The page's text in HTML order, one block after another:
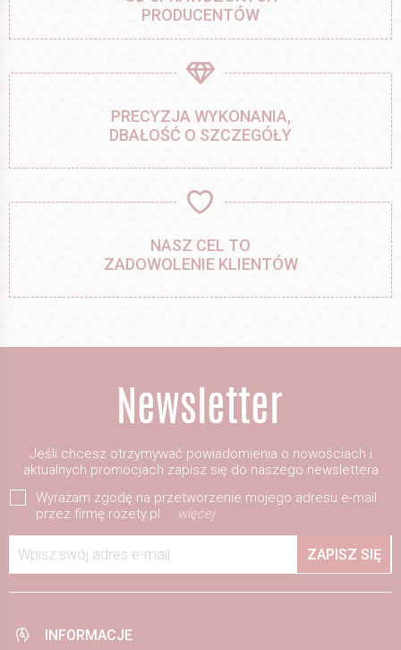
PRODUCENTÓW
PRECYZJA WYKONANIA,
DBAŁOŚĆ O SZCZEGÓŁY
NASZ CEL TO
ZADOWOLENIE KLIENTÓW
Jeśli chcesz otrzymywać powiadomienia o nowościach i
aktualnych promocjach zapisz się do naszego newslettera
Wyrażam zgodę na przetworzenie mojego adresu e-mail
przez firmę rozety.pl
więcej
Wpisz swój adres e-mail ZAPISZ SIĘ
INFORMACJE